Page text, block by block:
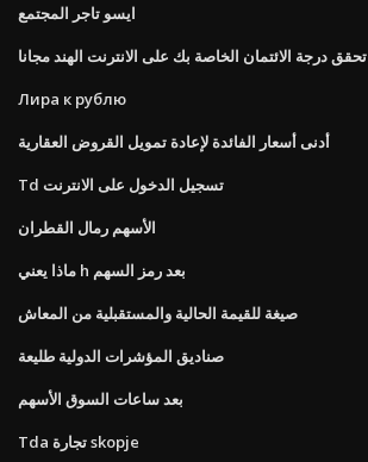
ايسو تاجر المجتمع
تحقق درجة الائتمان الخاصة بك على الانترنت الهند مجانا
Лира к рублю
أدنى أسعار الفائدة لإعادة تمويل القروض العقارية
Td تسجيل الدخول على الانترنت
الأسهم رمال القطران
ماذا يعني h بعد رمز السهم
صيغة للقيمة الحالية والمستقبلية من المعاش
صناديق المؤشرات الدولية طليعة
بعد ساعات السوق الأسهم
Tda تجارة skopje